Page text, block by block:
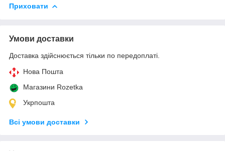
Приховати
Умови доставки
Доставка здійснюється тільки по передоплаті.
Нова Пошта
Магазини Rozetka
Укрпошта
Всі умови доставки